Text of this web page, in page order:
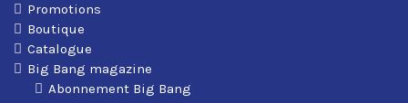
Promotions
Boutique
Catalogue
Big Bang magazine
Abonnement Big Bang